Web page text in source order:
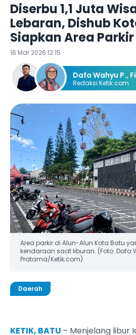
Diserbu 1,1 Juta
Lebaran, Dishub
Siapkan Area
16 Mar 2026 12:15
Dafa Wahyu P.,
Redaksi Ketik.com
Area parkir di Alun-Alun Kota Batu
kendaraan saat liburan. (Foto: Dafa
Pratama/Ketik.com)
Daerah
KETIK, BATU – Menjelang libur